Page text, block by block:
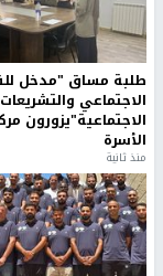
طلبة مساق "مدخل
الاجتماعي والتشريعات
الاجتماعية"يزورون
الأسرة
منذ ثانية